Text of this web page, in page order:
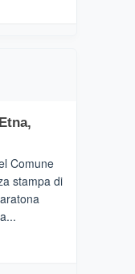
Comune
stampa di